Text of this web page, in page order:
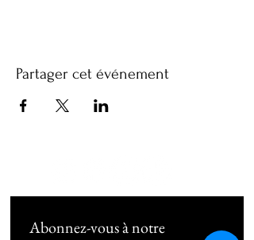
Partager cet événement
Abonnez-vous à notre